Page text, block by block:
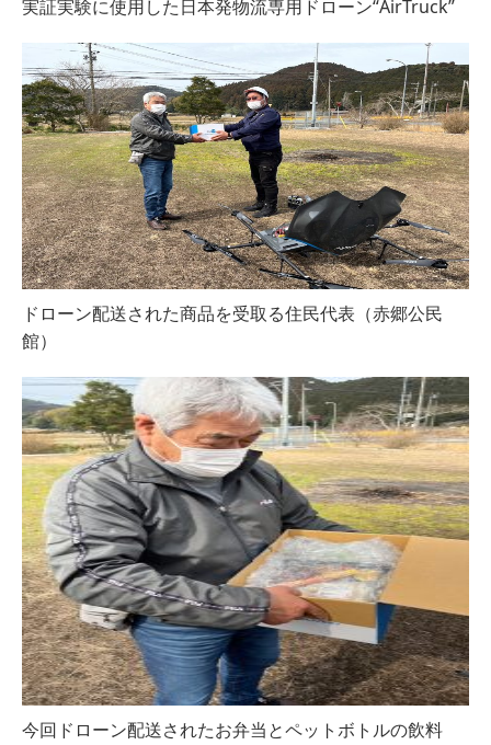
実証実験に使用した日本発物流専用ドローン“AirTruck”
ドローン配送された商品を受取る住民代表（赤郷公民
館）
今回ドローン配送されたお弁当とペットボトルの飲料